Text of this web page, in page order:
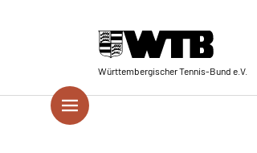
Württembergischer Tennis-Bund e.V.